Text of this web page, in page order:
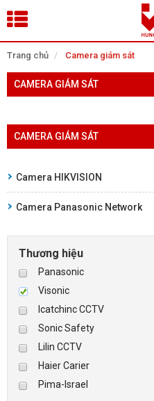
Trang chủ Camera giám sát
CAMERA GIÁM SÁT
CAMERA GIÁM SÁT
Camera HIKVISION
Camera Panasonic Network
Thương hiệu
Panasonic
Visonic
Icatchinc CCTV
Sonic Safety
Lilin CCTV
Haier Carier
Pima-Israel
Tìm theo danh mục
TRANG CHỦ
CAMERA GIÁM SÁT
KIỂM SOÁT VÀO RA
BÁO ĐỘNG, BÁO CHÁY
NHÀ THÔNG MINH